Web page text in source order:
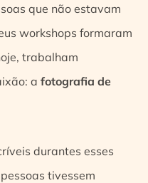
que não estavam
workshops formaram
trabalham
a fotografia de
durantes esses
tivessem